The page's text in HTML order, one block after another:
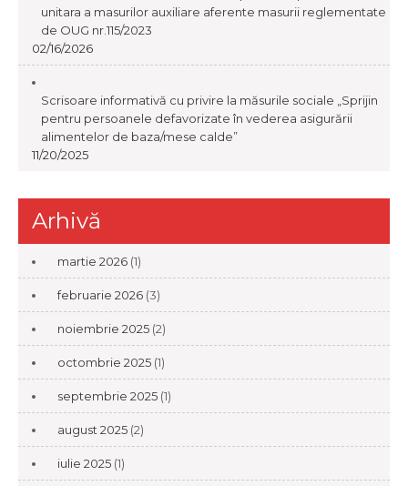
unitara a masurilor auxiliare aferente masurii reglementate
de OUG nr.115/2023
02/16/2026
Scrisoare informativă cu privire la măsurile sociale „Sprijin
pentru persoanele defavorizate în vederea asigurării
alimentelor de baza/mese calde”
11/20/2025
Arhivă
martie 2026 (1)
februarie 2026 (3)
noiembrie 2025 (2)
octombrie 2025 (1)
septembrie 2025 (1)
august 2025 (2)
iulie 2025 (1)